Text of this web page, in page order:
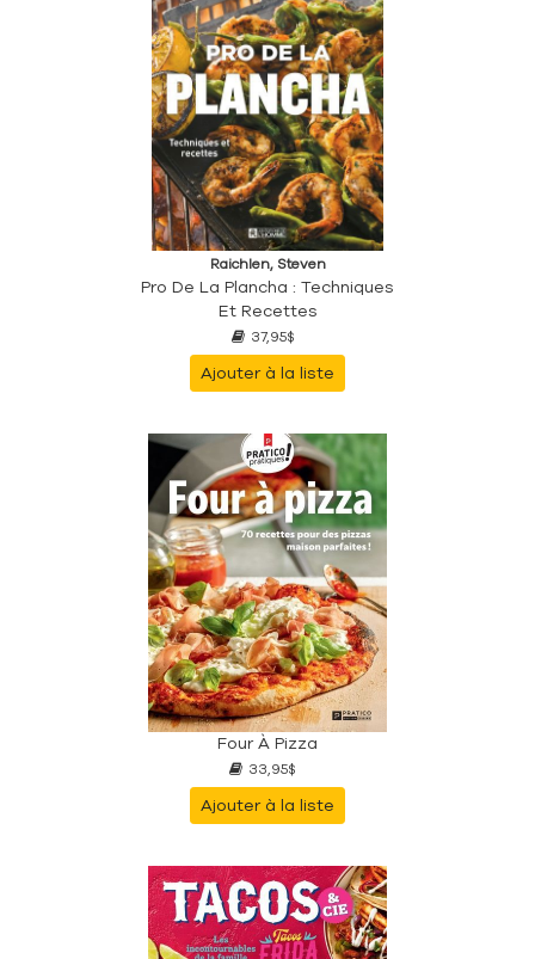
Raichlen, Steven
Pro De La Plancha : Techniques
Et Recettes
37,95$
Ajouter à la liste
Four À Pizza
33,95$
Ajouter à la liste